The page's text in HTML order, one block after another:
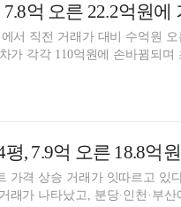
서 직전 거래가 대비 수억원
가 각각 110억원에 손바뀜되며
가격 상승 거래가 잇따르고 있
가 나타났고, 분당·인천·부산